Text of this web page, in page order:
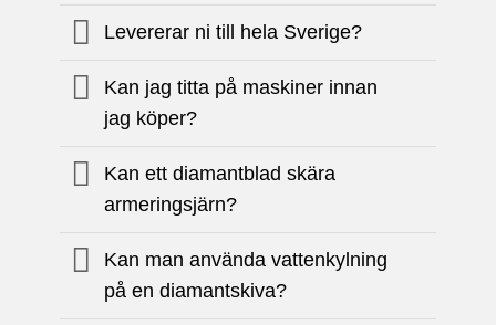
Levererar ni till hela Sverige?
Kan jag titta på maskiner innan
jag köper?
Kan ett diamantblad skära
armeringsjärn?
Kan man använda vattenkylning
på en diamantskiva?